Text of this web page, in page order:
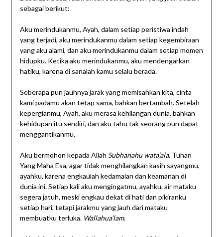
sebagai berikut:
Aku merindukanmu, Ayah, dalam setiap peristiwa indah
yang terjadi, aku merindukanmu dalam setiap kegembiraan
yang aku alami, dan aku merindukanmu dalam setiap momen
hidupku. Ketika aku merindukanmu, aku mendengarkan
hatiku, karena di sanalah kamu selalu berada.
Seberapa pun jauhnya jarak yang memisahkan kita, cinta
kami padamu akan tetap sama, bahkan bertambah. Setelah
kepergianmu, Ayah, aku merasa kehilangan dunia, bahkan
kehidupan itu sendiri, dan aku tahu tak seorang pun dapat
menggantikanmu.
Aku bermohon kepada Allah Subhanahu wata’ala, Tuhan
Yang Maha Esa, agar tidak menghilangkan kasih sayangmu,
ayahku, karena engkaulah kedamaian dan keamanan di
dunia ini. Setiap kali aku mengingatmu, ayahku, air mataku
segera jatuh, meski engkau dekat di hati dan pikiranku
setiap hari, tetapi jarakmu yang jauh dari mataku
membuatku terluka. Wallahua’lam.